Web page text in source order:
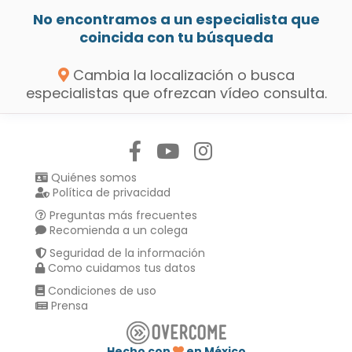
No encontramos a un especialista que
coincida con tu búsqueda
Cambia la localización o busca
especialistas que ofrezcan vídeo consulta.
Quiénes somos
Política de privacidad
Preguntas más frecuentes
Recomienda a un colega
Seguridad de la información
Como cuidamos tus datos
Condiciones de uso
Prensa